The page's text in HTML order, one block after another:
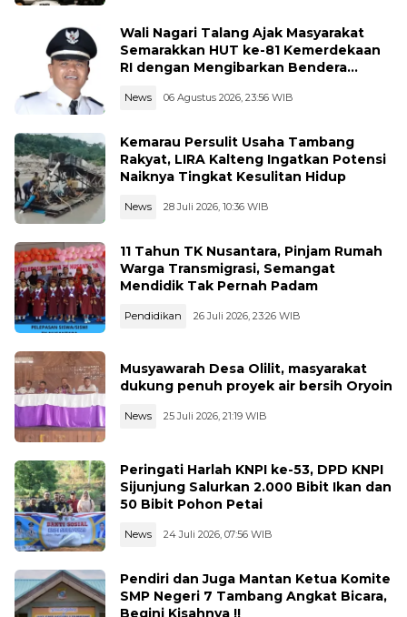
Wali Nagari Talang Ajak Masyarakat
Semarakkan HUT ke-81 Kemerdekaan
RI dengan Mengibarkan Bendera
News 06 Agustus 2026, 23:56 WIB
Kemarau Persulit Usaha Tambang
Rakyat, LIRA Kalteng Ingatkan Potensi
Naiknya Tingkat Kesulitan Hidup
News 28 Juli 2026, 10:36 WIB
11 Tahun TK Nusantara, Pinjam Rumah
Warga Transmigrasi, Semangat
Mendidik Tak Pernah Padam
Pendidikan 26 Juli 2026, 23:26 WIB
Musyawarah Desa Olilit, masyarakat
dukung penuh proyek air bersih Oryoin
News 25 Juli 2026, 21:19 WIB
Peringati Harlah KNPI ke-53, DPD KNPI
Sijunjung Salurkan 2.000 Bibit Ikan dan
50 Bibit Pohon Petai
News 24 Juli 2026, 07:56 WIB
Pendiri dan Juga Mantan Ketua Komite
SMP Negeri 7 Tambang Angkat Bicara,
Begini Kisahnya !!